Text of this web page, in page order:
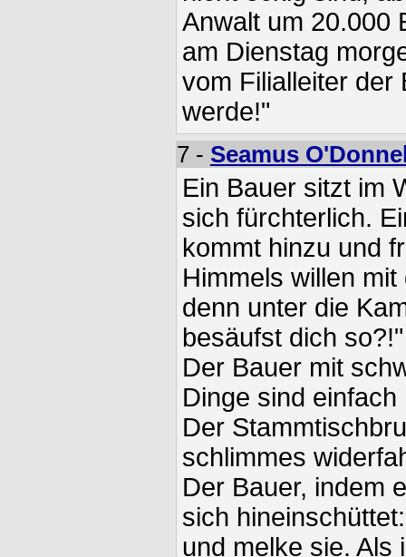
Anwalt um 20.000
am Dienstag
vom Filialleiter der
werde!"
7 - Seamus
Ein Bauer sitzt im
sich fürchterlich.
kommt hinzu und
Himmels willen
denn unter die
besäufst dich so?!"
Der Bauer mit
Dinge sind
Der
schlimmes
Der Bauer, indem
sich
und melke sie. Als